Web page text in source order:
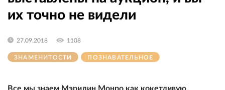
их точно не видели
ЗНАМЕНИТОСТИ ПОЗНАВАТЕЛЬНОЕ
27.09.2018 1108
Все мы знаем Мэрилин Монро как кокетливую